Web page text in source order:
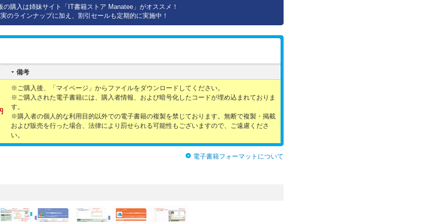
の購入は姉妹サイト「IT書籍ストア Manatee」がオススメ！
のラインナップに加え、割引セールも定期的に実施中！
備考
※ご購入後、「マイページ」からファイルをダウンロードしてください。
※ご購入された電子書籍には、購入者情報、および暗号化したコードが埋め込まれておりま
す。
※購入者の個人的な利用目的以外での電子書籍の複製を禁じております。無断で複製・掲載
および販売を行った場合、法律により罰せられる可能性もございますので、ご遠慮くださ
い。
電子書籍フォーマットについて